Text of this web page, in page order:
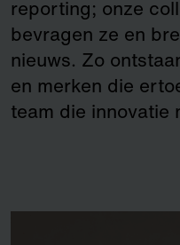
reporting; onze
bevragen ze en
nieuws. Zo
en merken die
team die innovatie